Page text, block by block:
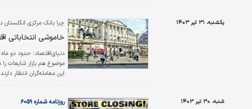
یکشنبه، ۳۱ تیر ۱۴۰۳ چرا بانک مرکزی
خاموشی انتخاباتی
دنیای‌اقتصاد: حدود دو
موضوع هم بازار شایعات
این معامله‌‌‌گران انتظار
اندرو بیلی، رئیس بانک
شنبه، ۳۰ تیر ۱۴۰۳ روزنامه شماره ۶۰۵۹